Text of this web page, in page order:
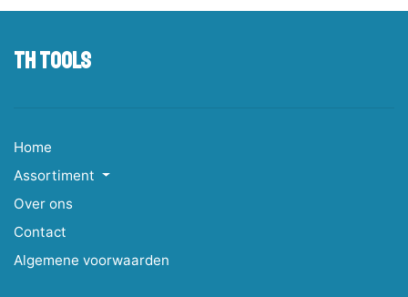
TH tools
Home
Assortiment
Over ons
Contact
Algemene voorwaarden